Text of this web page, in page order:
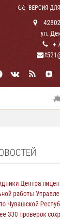
ВЕРСИЯ
ул.
+
Центра
работы
Чувашской
330 проверок